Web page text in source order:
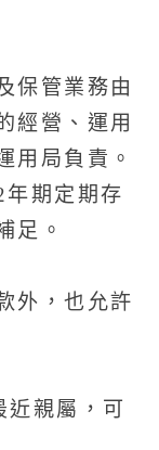
保管業務由
經營、運用
用局負責。
期定期存
足。
外，也允許
近親屬，可